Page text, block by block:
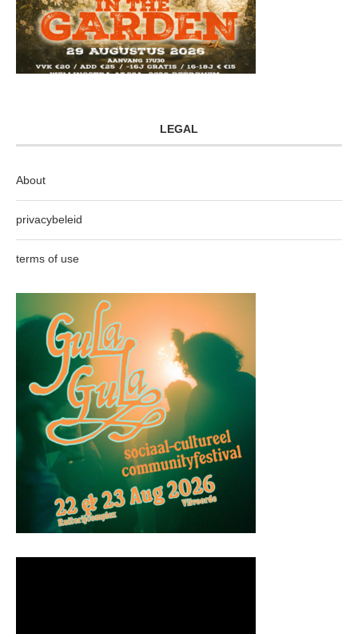
LEGAL
About
privacybeleid
terms of use